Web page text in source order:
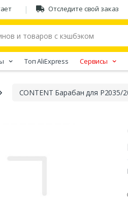
Отследите свой заказ
Tоп AliExpress Сервисы
CONTENT Барабан для P2035/